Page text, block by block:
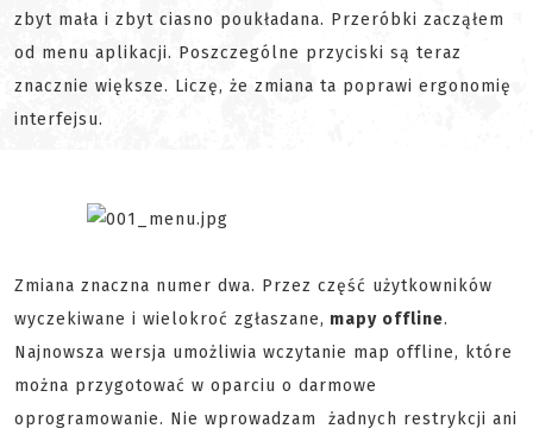
zbyt mała i zbyt ciasno poukładana. Przeróbki zacząłem
od menu aplikacji. Poszczególne przyciski są teraz
znacznie większe. Liczę, że zmiana ta poprawi ergonomię
interfejsu.
Zmiana znaczna numer dwa. Przez część użytkowników
wyczekiwane i wielokroć zgłaszane, mapy offline.
Najnowsza wersja umożliwia wczytanie map offline, które
można przygotować w oparciu o darmowe
oprogramowanie. Nie wprowadzam żadnych restrykcji ani